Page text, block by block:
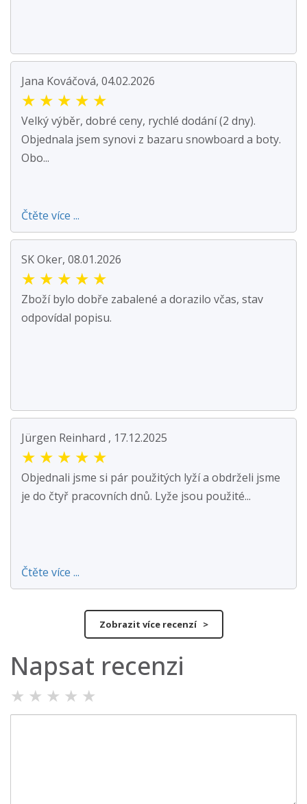
Jana Kováčová, 04.02.2026
★ ★ ★ ★ ★
Velký výběr, dobré ceny, rychlé dodání (2 dny).
Objednala jsem synovi z bazaru snowboard a boty.
Obo...
Čtěte více ...
SK Oker, 08.01.2026
★ ★ ★ ★ ★
Zboží bylo dobře zabalené a dorazilo včas, stav
odpovídal popisu.
Jürgen Reinhard , 17.12.2025
★ ★ ★ ★ ★
Objednali jsme si pár použitých lyží a obdrželi jsme
je do čtyř pracovních dnů. Lyže jsou použité...
Čtěte více ...
Zobrazit více recenzí >
Napsat recenzi
★ ★ ★ ★ ★